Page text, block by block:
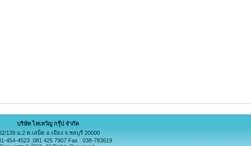
บริษัท ไทเทวัญ กรุ๊ป จำกัด
139 ม.2 ต.เสม็ด อ.เมือง จ.ชลบุรี 20000
454-4523 ,081 425 7907 Fax : 038-783619